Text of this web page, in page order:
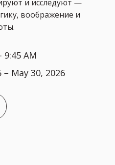
и исследуют —
воображение и
9:45 AM
May 30, 2026